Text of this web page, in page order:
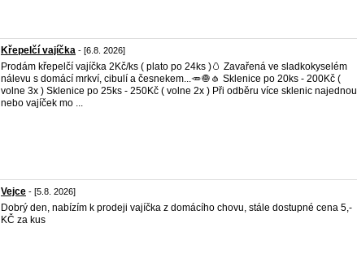
Křepelčí vajíčka - [6.8. 2026]
Prodám křepelčí vajíčka 2Kč/ks ( plato po 24ks )🥚 Zavařená ve sladkokyselém
nálevu s domácí mrkví, cibulí a česnekem...🥕🧅🧄 Sklenice po 20ks - 200Kč (
volne 3x ) Sklenice po 25ks - 250Kč ( volne 2x ) Při odběru více sklenic najednou
nebo vajíček mo ...
Vejce - [5.8. 2026]
Dobrý den, nabízím k prodeji vajíčka z domácího chovu, stále dostupné cena 5,-
KČ za kus